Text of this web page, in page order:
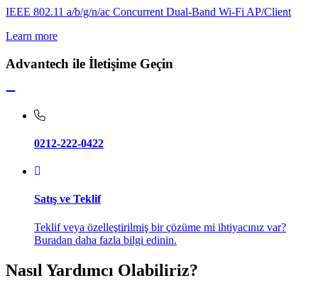
IEEE 802.11 a/b/g/n/ac Concurrent Dual-Band Wi-Fi AP/Client
Learn more
Advantech ile İletişime Geçin
0212-222-0422
Satış ve Teklif
Teklif veya özelleştirilmiş bir çözüme mi ihtiyacınız var?
Buradan daha fazla bilgi edinin.
Nasıl Yardımcı Olabiliriz?